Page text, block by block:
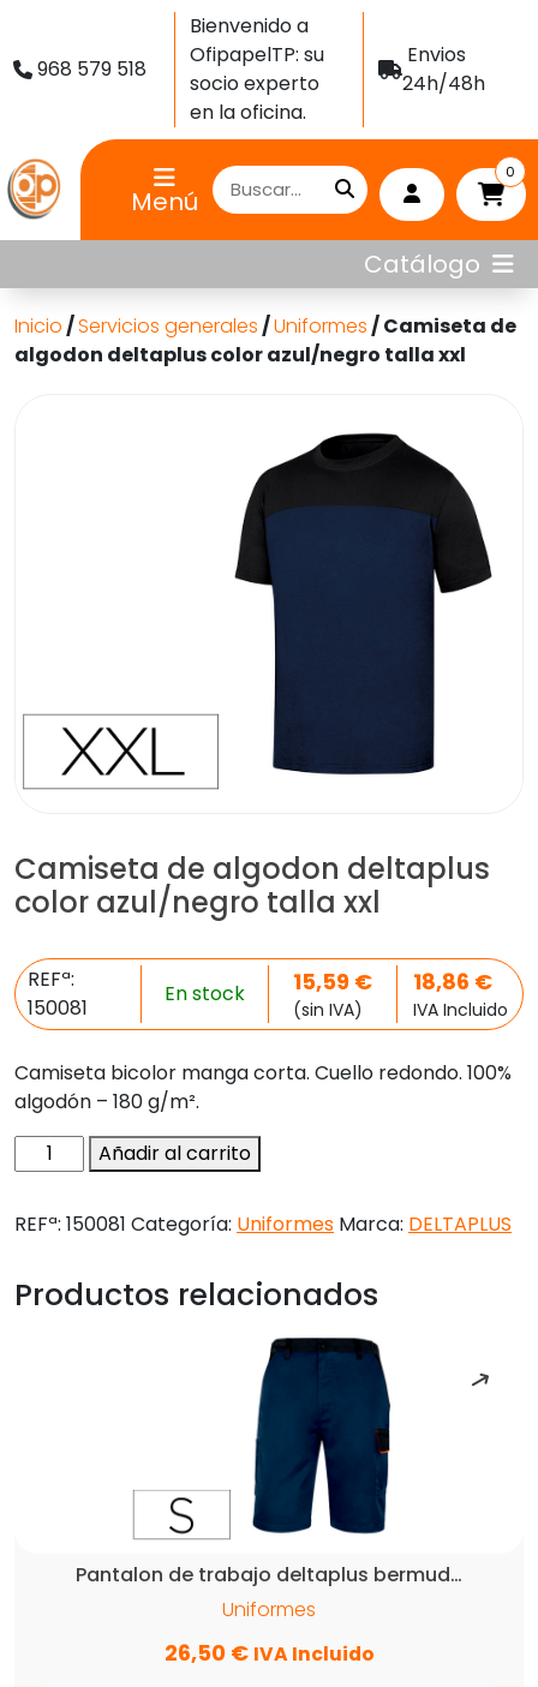
968 579 518
Bienvenido a
OfipapelTP: su
socio experto
en la oficina.
Envios
24h/48h
Menú
0
Catálogo
Inicio/Servicios generales/Uniformes/ Camiseta de
algodon deltaplus color azul/negro talla xxl
Camiseta de algodon deltaplus
color azul/negro talla xxl
REFª:
150081
En stock 15,59 €
(sin IVA)
18,86 €
IVA Incluido
Camiseta bicolor manga corta. Cuello redondo. 100%
algodón – 180 g/m².
Camiseta
de
deltaplus
azul/negro
Añadir al carrito
REFª: 150081 Categoría: Uniformes Marca: DELTAPLUS
Productos relacionados
Pantalon de trabajo deltaplus bermud…
Uniformes
26,50 € IVA Incluido